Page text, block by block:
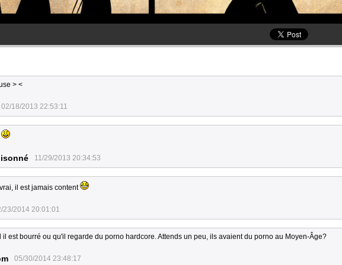
> <
02/18/2013 22:53:11
11/29/2013 20:34:53
il est jamais content
23/2014 20:01:01
il est bourré ou qu'il regarde du porno hardcore. Attends un peu, ils avaient du porno au Moyen-Âge?
05/30/2014 23:48:17